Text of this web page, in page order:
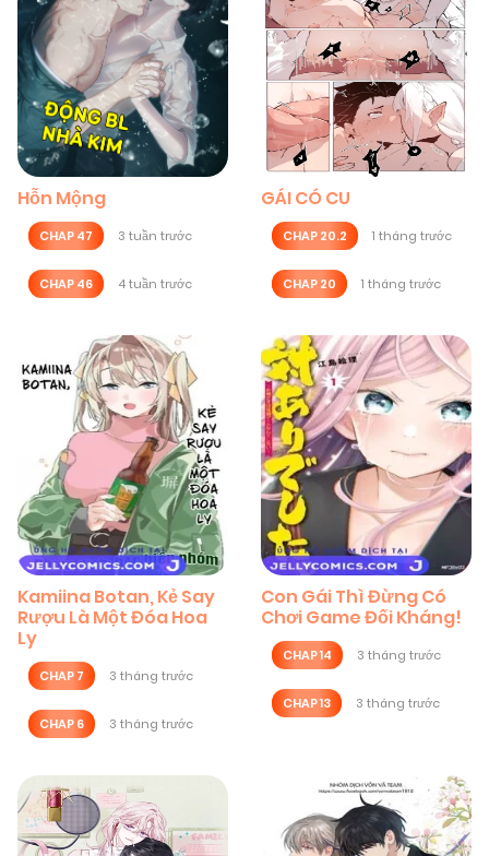
Hỗn Mộng
CHAP 47 3 tuần trước
CHAP 46 4 tuần trước
GÁI CÓ CU
CHAP 20.2 1 tháng trước
CHAP 20 1 tháng trước
Kamiina Botan, Kẻ Say
Rượu Là Một Đóa Hoa
Ly
CHAP 7 3 tháng trước
CHAP 6 3 tháng trước
Con Gái Thì Đừng Có
Chơi Game Đối Kháng!
CHAP 14 3 tháng trước
CHAP 13 3 tháng trước